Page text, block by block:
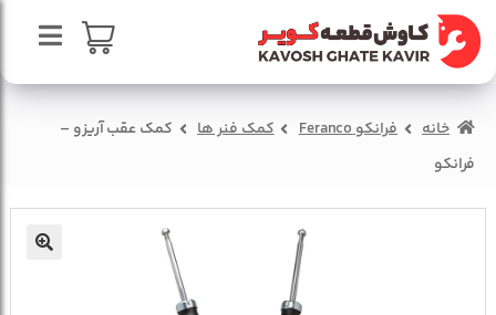
پرش
به
ناوبری
پرش
به
محتوا
صفحه اصلی
سبد خرید
درباره ما
خانه فرانکو Feranco کمک فنر ها
کمک عقب آريزو –
فرانکو